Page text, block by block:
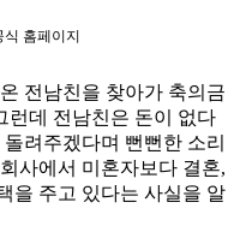
홈페이지
전남친을 찾아가 축의금
런데 전남친은 돈이 없다
려주겠다며 뻔뻔한 소리
사에서 미혼자보다 결혼,
을 주고 있다는 사실을 알